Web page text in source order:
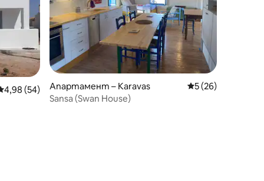
оценка: 4,98 от 5, 54 отзива
4,98 (54)
Апартамент – Karavas Средна оценка:
5 (26)
Sansa (Swan House)